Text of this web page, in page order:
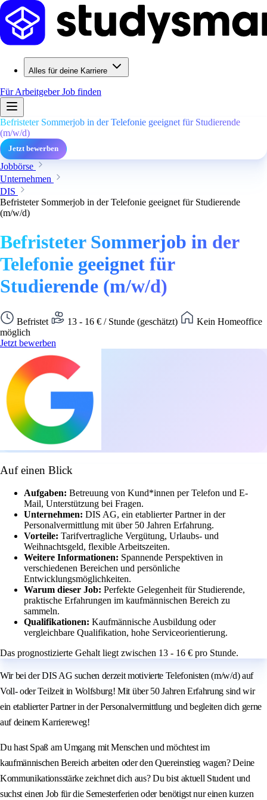
Alles für deine Karriere
Für ArbeitgeberJob finden
Befristeter Sommerjob in der Telefonie geeignet für Studierende
(m/w/d)
Jetzt bewerben
Jobbörse
Unternehmen
DIS
Befristeter Sommerjob in der Telefonie geeignet für Studierende
(m/w/d)
Befristeter Sommerjob in der
Telefonie geeignet für
Studierende (m/w/d)
Befristet 13 - 16 € / Stunde (geschätzt)
Kein Homeoffice
möglich
Jetzt bewerben
Auf einen Blick
Aufgaben: Betreuung von Kund*innen per Telefon und E-
Mail, Unterstützung bei Fragen.
Unternehmen: DIS AG, ein etablierter Partner in der
Personalvermittlung mit über 50 Jahren Erfahrung.
Vorteile: Tarifvertragliche Vergütung, Urlaubs- und
Weihnachtsgeld, flexible Arbeitszeiten.
Weitere Informationen: Spannende Perspektiven in
verschiedenen Bereichen und persönliche
Entwicklungsmöglichkeiten.
Warum dieser Job: Perfekte Gelegenheit für Studierende,
praktische Erfahrungen im kaufmännischen Bereich zu
sammeln.
Qualifikationen: Kaufmännische Ausbildung oder
vergleichbare Qualifikation, hohe Serviceorientierung.
Das prognostizierte Gehalt liegt zwischen 13 - 16 € pro Stunde.
Wir bei der DIS AG suchen derzeit motivierte Telefonisten (m/w/d) auf
Voll- oder Teilzeit in Wolfsburg! Mit über 50 Jahren Erfahrung sind wir
ein etablierter Partner in der Personalvermittlung und begleiten dich gerne
auf deinem Karriereweg!
Du hast Spaß am Umgang mit Menschen und möchtest im
kaufmännischen Bereich arbeiten oder den Quereinstieg wagen? Deine
Kommunikationsstärke zeichnet dich aus? Du bist aktuell Student und
suchst einen Job für die Semesterferien oder benötigst nur einen kurzen